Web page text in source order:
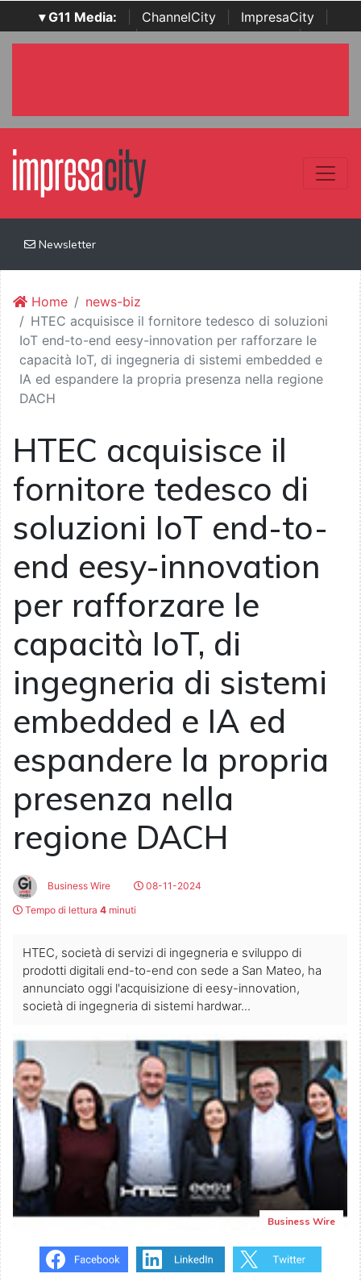
▾ G11 Media: ChannelCity ImpresaCity
SecurityOpenLab | Italian Channel Awards | Italian
Newsletter
Home
news-biz
HTEC acquisisce il fornitore tedesco di soluzioni
IoT end-to-end eesy-innovation per rafforzare le
capacità IoT, di ingegneria di sistemi embedded e
IA ed espandere la propria presenza nella regione
DACH
HTEC acquisisce il
fornitore tedesco di
soluzioni IoT end-to-
end eesy-innovation
per rafforzare le
capacità IoT, di
ingegneria di sistemi
embedded e IA ed
espandere la propria
presenza nella
regione DACH
Business Wire
08-11-2024
Tempo di lettura 4 minuti
HTEC, società di servizi di ingegneria e sviluppo di
prodotti digitali end-to-end con sede a San Mateo, ha
annunciato oggi l'acquisizione di eesy-innovation,
società di ingegneria di sistemi hardwar...
Business Wire